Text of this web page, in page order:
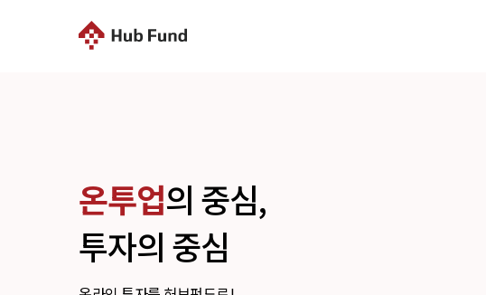
온투업의 중심,
투자의 중심